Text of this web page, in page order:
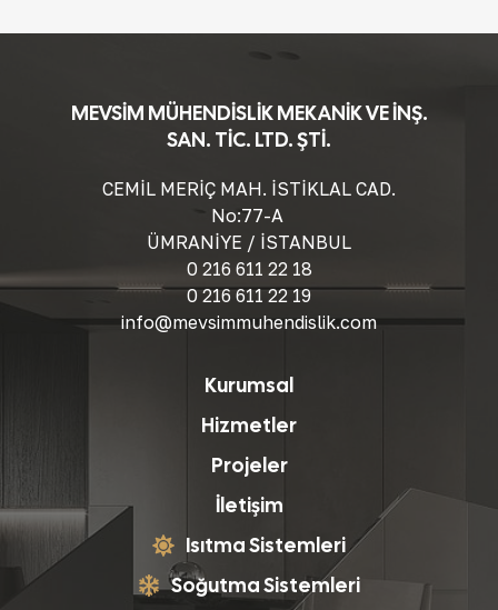
MEVSİM MÜHENDİSLİK MEKANİK VE İNŞ.
SAN. TİC. LTD. ŞTİ.
CEMİL MERİÇ MAH. İSTİKLAL CAD.
No:77-A
ÜMRANİYE / İSTANBUL
0 216 611 22 18
0 216 611 22 19
info@mevsimmuhendislik.com
Kurumsal
Hizmetler
Projeler
İletişim
Isıtma Sistemleri
Soğutma Sistemleri